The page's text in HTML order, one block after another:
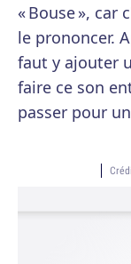
« Bouse », car
le prononcer.
faut y ajouter
faire ce son
passer pour